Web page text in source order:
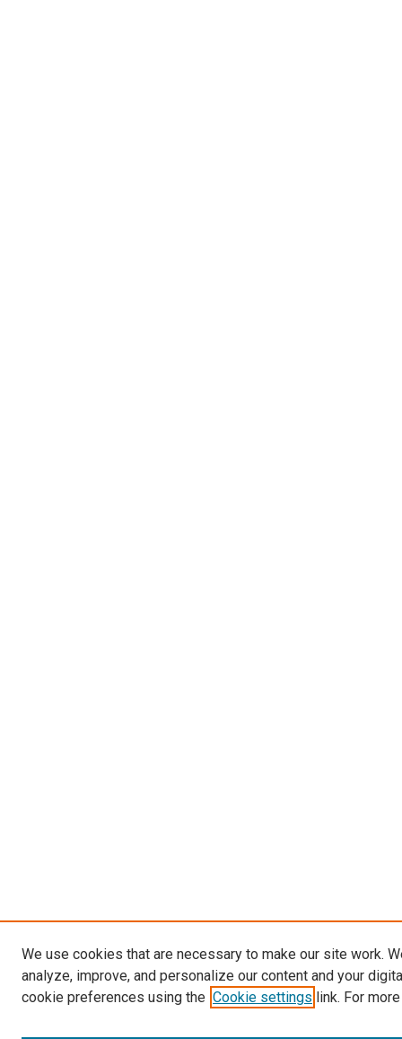
We use cookies that are necessary to make our site work.
analyze, improve, and personalize our content and your
cookie preferences using the Cookie settings link. For